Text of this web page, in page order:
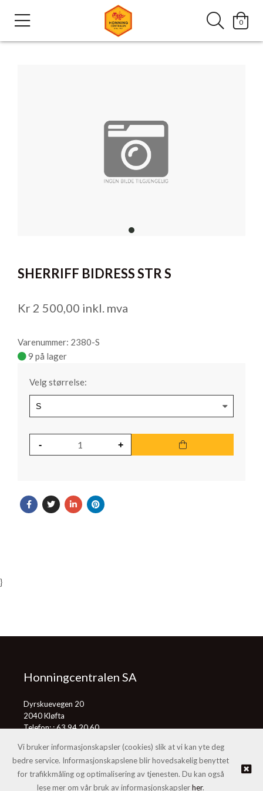
0
item
of
SHERRIFF BIDRESS STR S
Kr 2 500,00 inkl. mva
Varenummer: 2380-S
9 på lager
Velg størrelse:
}
Honningcentralen SA
Dyrskuevegen 20
2040 Kløfta
Telefon: :63 94 20 60
© Honningcentralen SA |Nettbutikk levert av Kréatif
Vi bruker informasjonskapsler (cookies) slik at vi kan yte deg
bedre service. Informasjonskapslene blir hovedsakelig benyttet
for trafikkmåling og optimalisering av tjenesten. Du kan også
lese mer om vår bruk av informasjonskapslerher.